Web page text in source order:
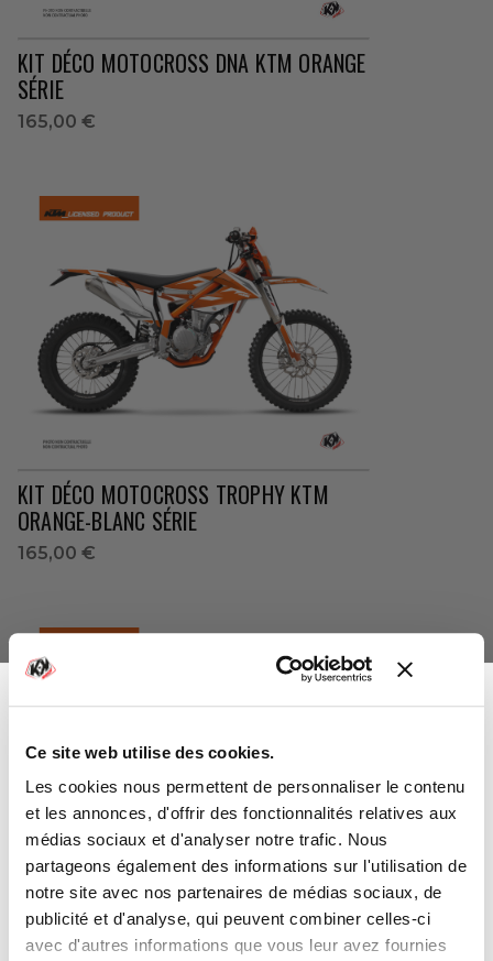
Ce site web utilise des cookies.
Les cookies nous permettent de personnaliser le contenu
et les annonces, d'offrir des fonctionnalités relatives aux
médias sociaux et d'analyser notre trafic. Nous
partageons également des informations sur l'utilisation de
notre site avec nos partenaires de médias sociaux, de
publicité et d'analyse, qui peuvent combiner celles-ci
avec d'autres informations que vous leur avez fournies
KIT DÉCO MOTOCROSS DNA KTM ORANGE
SÉRIE
165,00 €
KIT DÉCO MOTOCROSS TROPHY KTM
ORANGE-BLANC SÉRIE
165,00 €
KIT DÉCO MOTOCROSS TROPHY KTM
NOIR-ORANGE SÉRIE
-10%
Sur l'ensemble de votre commande